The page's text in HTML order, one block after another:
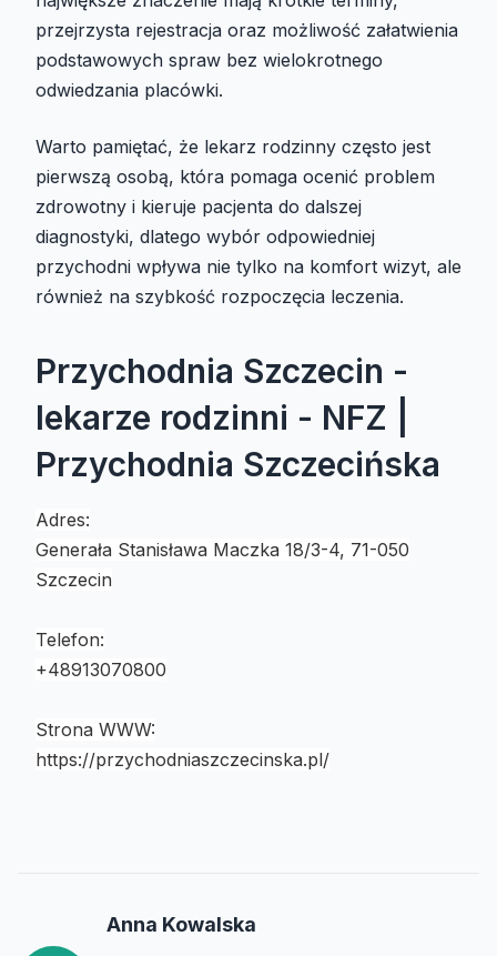
przejrzysta rejestracja oraz możliwość załatwienia
podstawowych spraw bez wielokrotnego
odwiedzania placówki.
Warto pamiętać, że lekarz rodzinny często jest
pierwszą osobą, która pomaga ocenić problem
zdrowotny i kieruje pacjenta do dalszej
diagnostyki, dlatego wybór odpowiedniej
przychodni wpływa nie tylko na komfort wizyt, ale
również na szybkość rozpoczęcia leczenia.
Przychodnia Szczecin -
lekarze rodzinni - NFZ |
Przychodnia Szczecińska
Adres:
Generała Stanisława Maczka 18/3-4, 71-050
Szczecin
Telefon:
+48913070800
Strona WWW:
https://przychodniaszczecinska.pl/
Anna Kowalska